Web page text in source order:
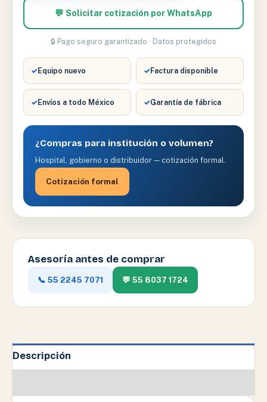
💬 Solicitar cotización por WhatsApp
🔒 Pago seguro garantizado · Datos protegidos
✓Equipo nuevo ✓Factura disponible
✓Envíos a todo México ✓Garantía de fábrica
¿Compras para institución o volumen?
Hospital, gobierno o distribuidor — cotización formal.
Cotización formal
Asesoría antes de comprar
📞 55 2245 7071 💬 55 8037 1724
Descripción